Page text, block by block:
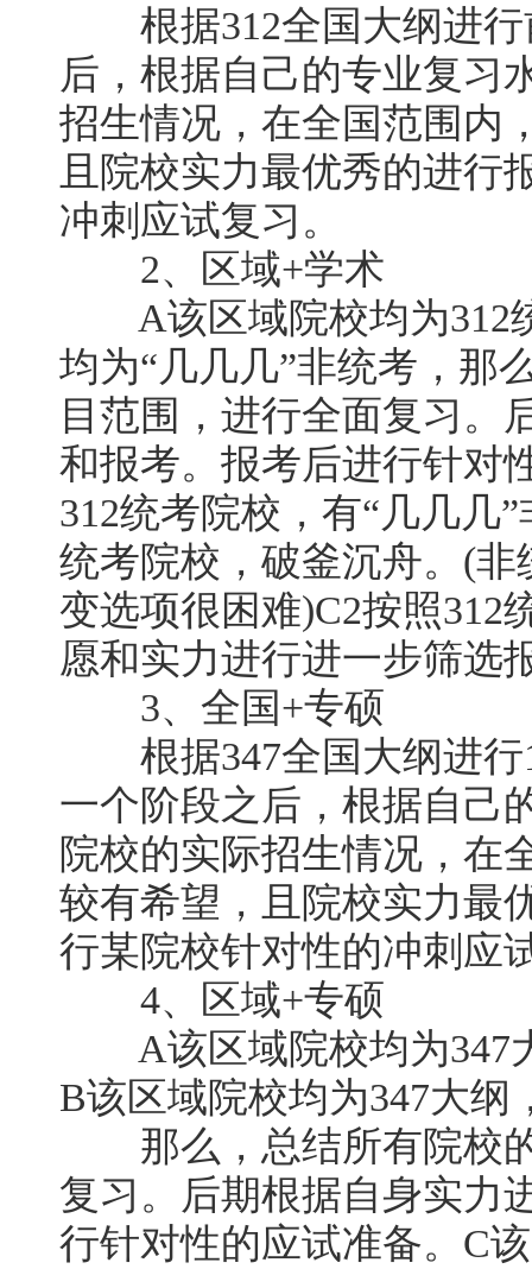
根据312全国大纲进行
后，根据自己的专业复习
招生情况，在全国范围内
且院校实力最优秀的进行
冲刺应试复习。
2、区域+学术
A该区域院校均为312
均为“几几几”非统考，那
目范围，进行全面复习。
和报考。报考后进行针对
312统考院校，有“几几几
统考院校，破釜沉舟。(
变选项很困难)C2按照312
愿和实力进行进一步筛选
3、全国+专硕
根据347全国大纲进行
一个阶段之后，根据自己
院校的实际招生情况，在
较有希望，且院校实力最
行某院校针对性的冲刺应
4、区域+专硕
A该区域院校均为347
B该区域院校均为347大纲
那么，总结所有院校的
复习。后期根据自身实力
行针对性的应试准备。C